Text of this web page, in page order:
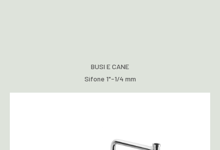
BUSI E CANE
Sifone 1"-1/4 mm